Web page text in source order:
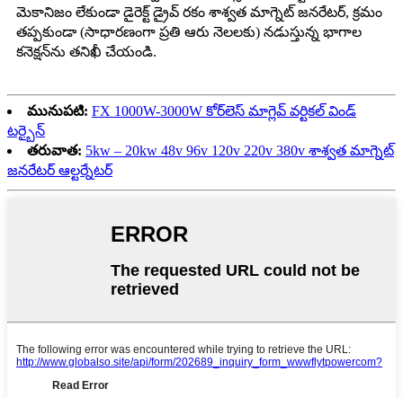
మెకానిజం లేకుండా డైరెక్ట్ డ్రైవ్ రకం శాశ్వత మాగ్నెట్ జనరేటర్, క్రమం
తప్పకుండా (సాధారణంగా ప్రతి ఆరు నెలలకు) నడుస్తున్న భాగాల
కనెక్షన్‌ను తనిఖీ చేయండి.
మునుపటి: FX 1000W-3000W కోర్‌లెస్ మాగ్లెవ్ వర్టికల్ విండ్
టర్బైన్
తరువాత: 5kw – 20kw 48v 96v 120v 220v 380v శాశ్వత మాగ్నెట్
జనరేటర్ ఆల్టర్నేటర్